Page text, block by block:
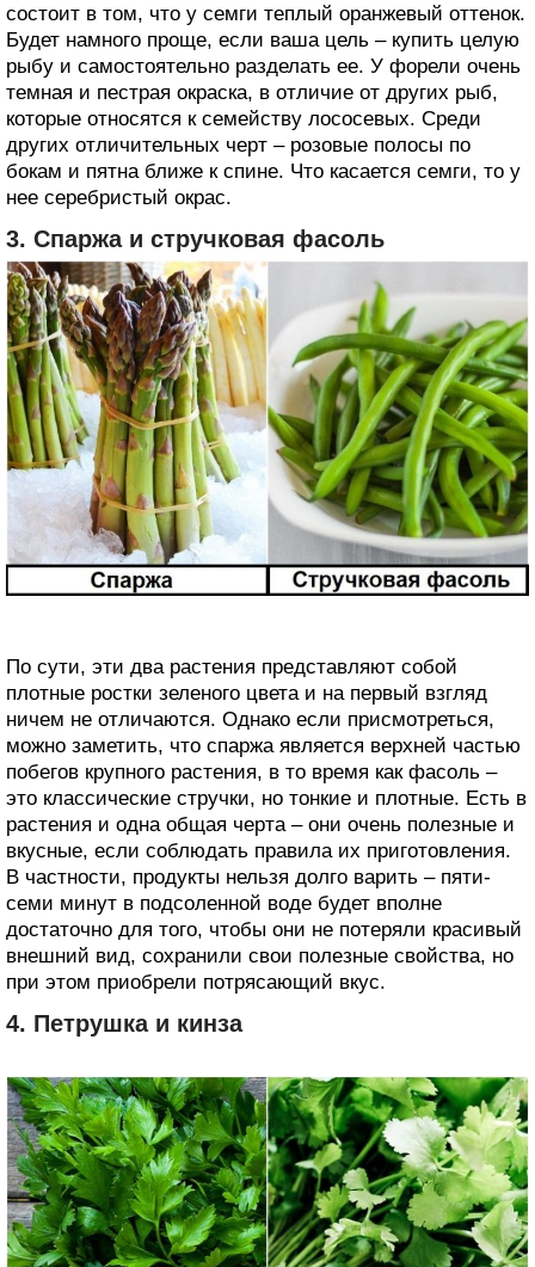
состоит в том, что у семги теплый оранжевый оттенок.
Будет намного проще, если ваша цель – купить целую
рыбу и самостоятельно разделать ее. У форели очень
темная и пестрая окраска, в отличие от других рыб,
которые относятся к семейству лососевых. Среди
других отличительных черт – розовые полосы по
бокам и пятна ближе к спине. Что касается семги, то у
нее серебристый окрас.
3. Спаржа и стручковая фасоль
По сути, эти два растения представляют собой
плотные ростки зеленого цвета и на первый взгляд
ничем не отличаются. Однако если присмотреться,
можно заметить, что спаржа является верхней частью
побегов крупного растения, в то время как фасоль –
это классические стручки, но тонкие и плотные. Есть в
растения и одна общая черта – они очень полезные и
вкусные, если соблюдать правила их приготовления.
В частности, продукты нельзя долго варить – пяти-
семи минут в подсоленной воде будет вполне
достаточно для того, чтобы они не потеряли красивый
внешний вид, сохранили свои полезные свойства, но
при этом приобрели потрясающий вкус.
4. Петрушка и кинза